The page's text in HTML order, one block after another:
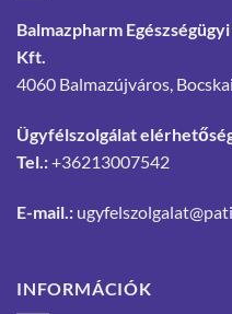
Balmazpharm
Kft.
4060 Balmazújváros,
Ügyfélszolgálat
Tel.:+36213007542
E-mail.:
INFORMÁCIÓK